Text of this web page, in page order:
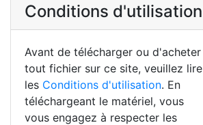
Conditions d'utilisation
Avant de télécharger ou d'acheter
tout fichier sur ce site, veuillez lire
les Conditions d'utilisation. En
téléchargeant le matériel, vous
vous engagez à respecter les